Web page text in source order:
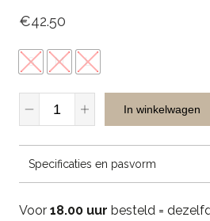
€42.50
S M L
Musthaves
-
quantity
In winkelwagen
Specificaties en pasvorm
Voor 18.00 uur besteld =